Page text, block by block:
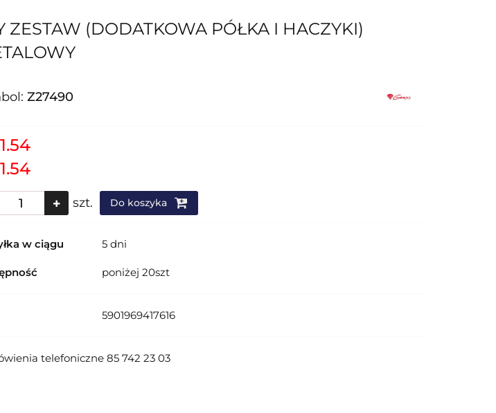
(DODATKOWA PÓŁKA I HACZYKI)
Z27490
szt. Do koszyka
w ciągu 5 dni
poniżej 20szt
5901969417616
telefoniczne 85 742 23 03